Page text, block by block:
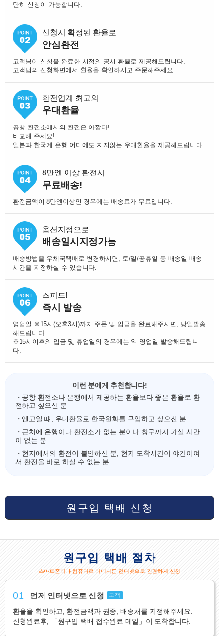
단히 신청이 가능합니다.
신청시 확정된 환율로
안심환전
고객님이 신청을 완료한 시점의 공시 환율로 제공해드립니다.
고객님의 신청화면에서 환율을 확인하시고 주문해주세요.
환전업계 최고의
우대환율
공항 환전소에서의 환전은 아깝다!
비교해 주세요!
일본과 한국계 은행 어디에도 지지않는 우대환율을 제공해드립니다.
8만엔 이상 환전시
무료배송!
환전금액이 8만엔이상인 경우에는 배송료가 무료입니다.
옵션지정으로
배송일시지정가능
배송방법을 우체국택배로 변경하시면, 토/일/공휴일 등 배송일 배송
시간을 지정하실 수 있습니다.
스피드!
즉시 발송
영업일 ※15시(오후3시)까지 주문 및 입금을 완료해주시면, 당일발송
해드립니다.
※15시이후의 입금 및 휴업일의 경우에는 익 영업일 발송해드립니
다.
이런 분에게 추천합니다!
・공항 환전소나 은행에서 제공하는 환율보다 좋은 환율로 환
전하고 싶으신 분
・엔고일 떄, 우대환율로 한국원화를 구입하고 싶으신 분
・근처에 은행이나 환전소가 없는 분이나 창구까지 가실 시간
이 없는 분
・현지에서의 환전이 불안하신 분, 현지 도착시간이 야간이여
서 환전을 바로 하실 수 없는 분
원구입 택배 신청
원구입 택배 절차
스마트폰이나 컴퓨터로 어디서든 인터넷으로 간편하게 신청
01 먼저 인터넷으로 신청 고객
환율을 확인하고, 환전금액과 권종, 배송처를 지정해주세요.
신청완료후, 「원구입 택배 접수완료 메일」이 도착합니다.